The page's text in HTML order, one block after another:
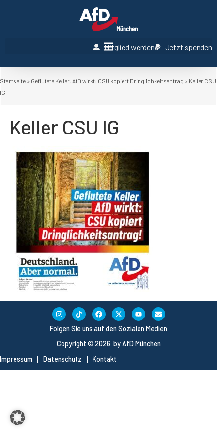
Mitglied werden Jetzt spenden
Startseite » Geflutete Keller. AfD wirkt: CSU kopiert Dringlichkeitsantrag » Keller CSU
IG
Keller CSU IG
Copyright © 2026 by AfD München
Impressum
Datenschutz Kontakt
Folgen Sie uns auf den Sozialen Medien